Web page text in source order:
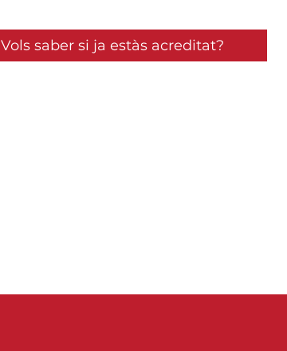
Vols saber si ja estàs acreditat?